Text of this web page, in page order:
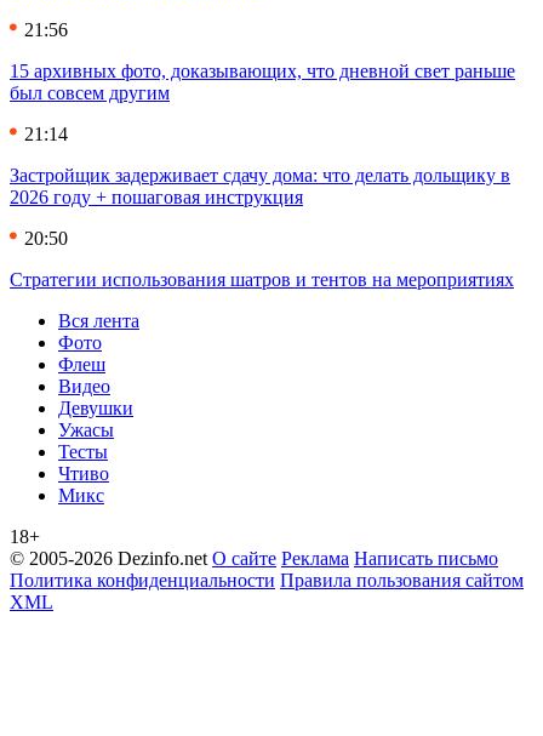
21:56
15 архивных фото, доказывающих, что дневной свет раньше
был совсем другим
21:14
Застройщик задерживает сдачу дома: что делать дольщику в
2026 году + пошаговая инструкция
20:50
Стратегии использования шатров и тентов на мероприятиях
Вся лента
Фото
Флеш
Видео
Девушки
Ужасы
Тесты
Чтиво
Микс
18+
© 2005-2026 Dezinfo.net О сайте Реклама Написать письмо
Политика конфиденциальности Правила пользования сайтом
XML